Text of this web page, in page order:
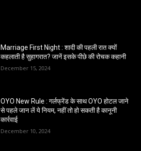
Marriage First Night : शादी की पहली रात क्यों
कहलाती है सुहागरात? जानें इसके पीछे की रोचक कहानी
December 15, 2024
OYO New Rule : गर्लफ्रेंड के साथ OYO होटल जाने
से पहले जान लें ये नियम, नहीं तो हो सकती है कानूनी
कार्रवाई
December 10, 2024